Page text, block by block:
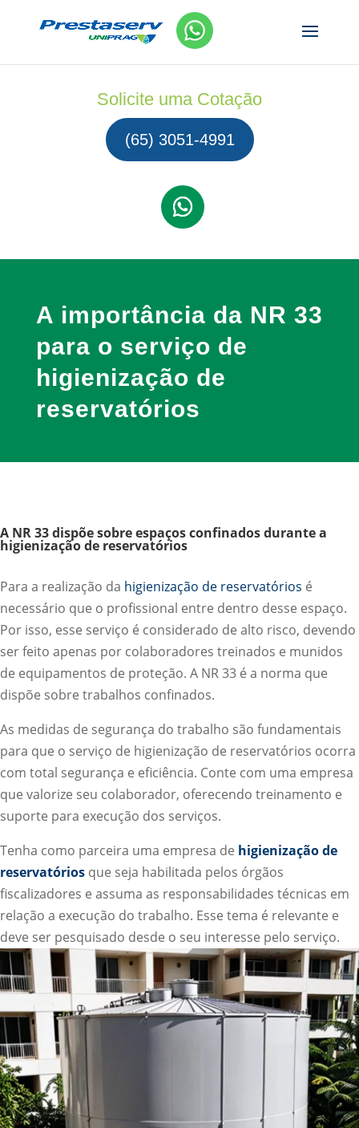
Solicite uma Cotação
(65) 3051-4991
A importância da NR 33
para o serviço de
higienização de
reservatórios
A NR 33 dispõe sobre espaços confinados durante a
higienização de reservatórios
Para a realização da higienização de reservatórios é
necessário que o profissional entre dentro desse espaço.
Por isso, esse serviço é considerado de alto risco, devendo
ser feito apenas por colaboradores treinados e munidos
de equipamentos de proteção. A NR 33 é a norma que
dispõe sobre trabalhos confinados.
As medidas de segurança do trabalho são fundamentais
para que o serviço de higienização de reservatórios ocorra
com total segurança e eficiência. Conte com uma empresa
que valorize seu colaborador, oferecendo treinamento e
suporte para execução dos serviços.
Tenha como parceira uma empresa de higienização de
reservatórios que seja habilitada pelos órgãos
fiscalizadores e assuma as responsabilidades técnicas em
relação a execução do trabalho. Esse tema é relevante e
deve ser pesquisado desde o seu interesse pelo serviço.